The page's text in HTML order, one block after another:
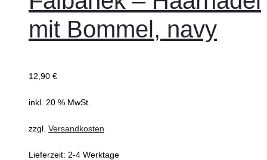
mit Bommel, navy
12,90 €
inkl. 20 % MwSt.
zzgl. Versandkosten
Lieferzeit: 2-4 Werktage